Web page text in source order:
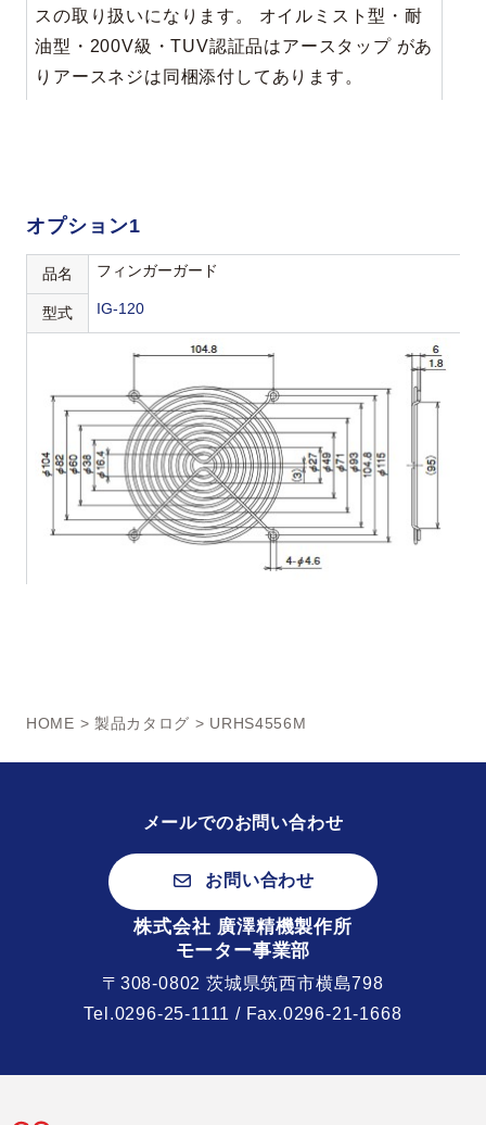
スの取り扱いになります。 オイルミスト型・耐
油型・200V級・TUV認証品はアースタップ があ
りアースネジは同梱添付してあります。
オプション1
品名 フィンガーガード
型式 IG-120
HOME > 製品カタログ > URHS4556M
メールでのお問い合わせ
お問い合わせ
株式会社 廣澤精機製作所
モーター事業部
〒308-0802 茨城県筑西市横島798
Tel.0296-25-1111 / Fax.0296-21-1668